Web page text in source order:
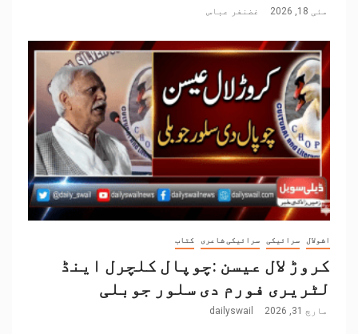
مئی 18, 2026 غضنفر عباس
اشولال سرائیکی سرائیکی شاعری کتاب
کروڑ لال عیسن :چوپال کلچرل اینڈ
لٹریری فورم دی سلور جوبلی
مارچ 31, 2026 dailyswail